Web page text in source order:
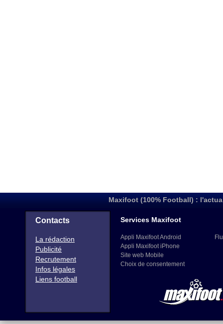
Maxifoot (100% Football) :
Contacts
La rédaction
Publicité
Recrutement
Infos légales
Liens football
Services Maxifoot
Appli Maxifoot Android
Appli Maxifoot iPhone
Site web Mobile
Choix de consentement